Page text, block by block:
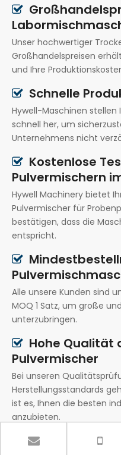

Unser hochwertiger
Großhandelspreisen
und Ihre
 Schnelle
Hywell-Maschinen
schnell her, um
Unternehmens nicht
 Kostenlose
Pulvermischern
Hywell Machinery bietet
Pulvermischer für
bestätigen, dass die
entspricht.

Alle unsere Kunden sind
MOQ 1 Satz, um große
unterzubringen.
 Hohe Qualität
Pulvermischer
Bei unseren
Herstellungsstandards
ist es, Ihnen die besten
anzubieten.
Sorgenfreier